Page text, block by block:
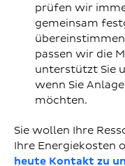
prüfen wir
gemeinsam
passen wir die
unterstützt Sie
wenn Sie
möchten.
Sie wollen Ihre
Ihre Energiekosten
heute Kontakt zu